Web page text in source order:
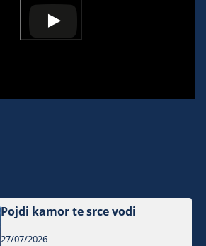
Pojdi kamor te srce vodi
27/07/2026